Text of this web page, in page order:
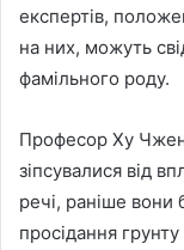
експертів,
на них, можуть
фамільного роду.
Професор Ху
зіпсувалися від
речі, раніше вони
просідання